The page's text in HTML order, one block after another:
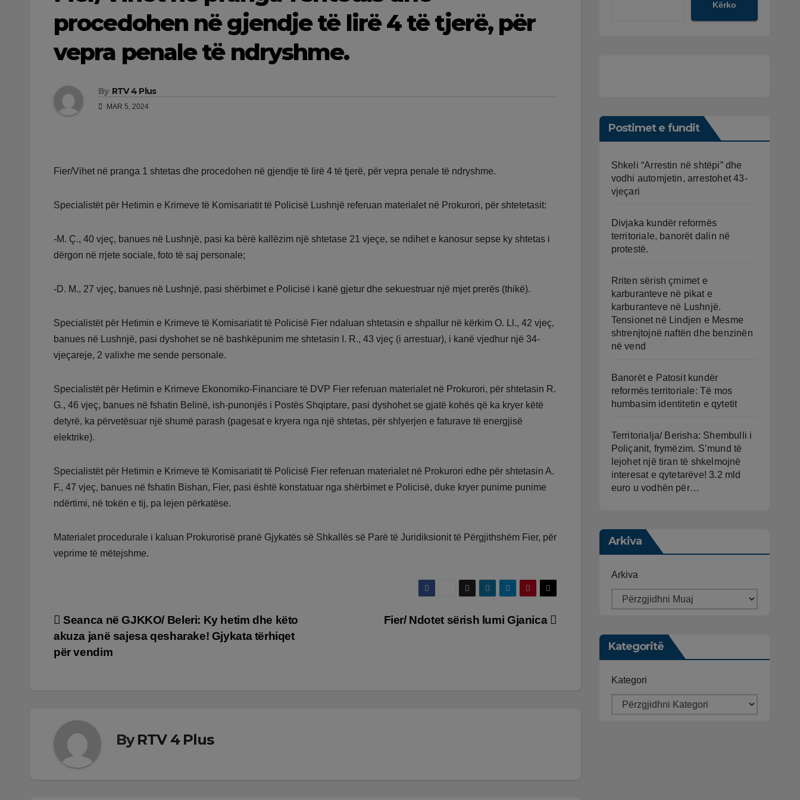
procedohen në gjendje të lirë 4 të tjerë, për
vepra penale të ndryshme.
By RTV 4 Plus
MAR 5, 2024
Fier/Vihet në pranga 1 shtetas dhe procedohen në gjendje të lirë 4 të tjerë, për vepra penale të ndryshme.
Specialistët për Hetimin e Krimeve të Komisariatit të Policisë Lushnjë referuan materialet në Prokurori, për shtetetasit:
-M. Ç., 40 vjeç, banues në Lushnjë, pasi ka bërë kallëzim një shtetase 21 vjeçe, se ndihet e kanosur sepse ky shtetas i
dërgon në rrjete sociale, foto të saj personale;
-D. M., 27 vjeç, banues në Lushnjë, pasi shërbimet e Policisë i kanë gjetur dhe sekuestruar një mjet prerës (thikë).
Specialistët për Hetimin e Krimeve të Komisariatit të Policisë Fier ndaluan shtetasin e shpallur në kërkim O. Ll., 42 vjeç,
banues në Lushnjë, pasi dyshohet se në bashkëpunim me shtetasin I. R., 43 vjeç (i arrestuar), i kanë vjedhur një 34-
vjeçareje, 2 valixhe me sende personale.
Specialistët për Hetimin e Krimeve Ekonomiko-Financiare të DVP Fier referuan materialet në Prokurori, për shtetasin R.
G., 46 vjeç, banues në fshatin Belinë, ish-punonjës i Postës Shqiptare, pasi dyshohet se gjatë kohës që ka kryer këtë
detyrë, ka përvetësuar një shumë parash (pagesat e kryera nga një shtetas, për shlyerjen e faturave të energjisë
elektrike).
Specialistët për Hetimin e Krimeve të Komisariatit të Policisë Fier referuan materialet në Prokurori edhe për shtetasin A.
F., 47 vjeç, banues në fshatin Bishan, Fier, pasi është konstatuar nga shërbimet e Policisë, duke kryer punime punime
ndërtimi, në tokën e tij, pa lejen përkatëse.
Materialet procedurale i kaluan Prokurorisë pranë Gjykatës së Shkallës së Parë të Juridiksionit të Përgjithshëm Fier, për
veprime të mëtejshme.
Lëvizje
te
Fier/ Ndotet sërish lumi Gjanica
Seanca në GJKKO/ Beleri: Ky hetim dhe këto
akuza janë sajesa qesharake! Gjykata tërhiqet
për vendim
ByRTV 4 Plus
Kërko
Postimet e fundit
Shkeli “Arrestin në shtëpi” dhe
vodhi automjetin, arrestohet 43-
vjeçari
Divjaka kundër reformës
territoriale, banorët dalin në
protestë.
Rriten sërish çmimet e
karburanteve në pikat e
karburanteve në Lushnjë.
Tensionet në Lindjen e Mesme
shtrenjtojnë naftën dhe benzinën
në vend
Banorët e Patosit kundër
reformës territoriale: Të mos
humbasim identitetin e qytetit
Territorialja/ Berisha: Shembulli i
Poliçanit, frymëzim. S’mund të
lejohet një tiran të shkelmojnë
interesat e qytetarëve! 3.2 mld
euro u vodhën për…
Arkiva
Arkiva
Kategoritë
Kategori